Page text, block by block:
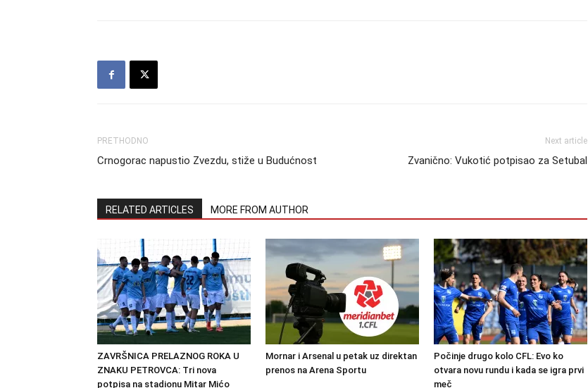
PRETHODNO
Crnogorac napustio Zvezdu, stiže u Budućnost
Next article
Zvanično: Vukotić potpisao za Setubal
RELATED ARTICLES MORE FROM AUTHOR
ZAVRŠNICA PRELAZNOG ROKA U
ZNAKU PETROVCA: Tri nova
potpisa na stadionu Mitar Mićo
Mornar i Arsenal u petak uz direktan
prenos na Arena Sportu
Počinje drugo kolo CFL: Evo ko
otvara novu rundu i kada se igra prvi
meč